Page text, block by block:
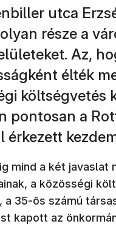
utca
része a
Az,
élték
költségvetés
pontosan a
érkezett
mind a két
a közösségi
a 35-ös számú
kapott az